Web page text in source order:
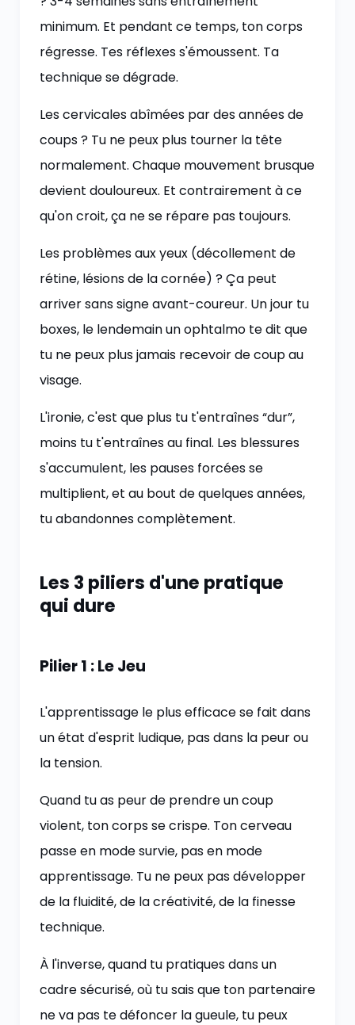
minimum. Et pendant ce temps, ton corps
régresse. Tes réflexes s'émoussent. Ta
technique se dégrade.
Les cervicales abîmées par des années de
coups ? Tu ne peux plus tourner la tête
normalement. Chaque mouvement brusque
devient douloureux. Et contrairement à ce
qu'on croit, ça ne se répare pas toujours.
Les problèmes aux yeux (décollement de
rétine, lésions de la cornée) ? Ça peut
arriver sans signe avant-coureur. Un jour tu
boxes, le lendemain un ophtalmo te dit que
tu ne peux plus jamais recevoir de coup au
visage.
L'ironie, c'est que plus tu t'entraînes “dur”,
moins tu t'entraînes au final. Les blessures
s'accumulent, les pauses forcées se
multiplient, et au bout de quelques années,
tu abandonnes complètement.
Les 3 piliers d'une pratique
qui dure
Pilier 1 : Le Jeu
L'apprentissage le plus efficace se fait dans
un état d'esprit ludique, pas dans la peur ou
la tension.
Quand tu as peur de prendre un coup
violent, ton corps se crispe. Ton cerveau
passe en mode survie, pas en mode
apprentissage. Tu ne peux pas développer
de la fluidité, de la créativité, de la finesse
technique.
À l'inverse, quand tu pratiques dans un
cadre sécurisé, où tu sais que ton partenaire
ne va pas te défoncer la gueule, tu peux